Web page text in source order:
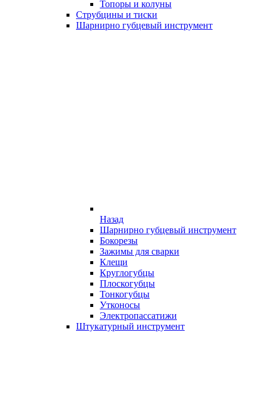
Топоры и колуны
Струбцины и тиски
Шарнирно губцевый инструмент
Назад
Шарнирно губцевый инструмент
Бокорезы
Зажимы для сварки
Клещи
Круглогубцы
Плоскогубцы
Тонкогубцы
Утконосы
Электропассатижи
Штукатурный инструмент